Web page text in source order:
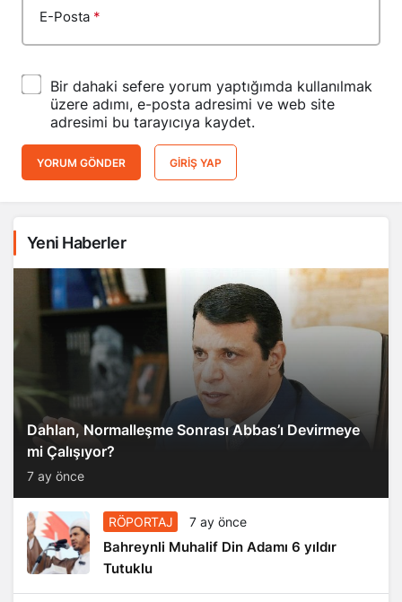
E-Posta *
Bir dahaki sefere yorum yaptığımda kullanılmak
üzere adımı, e-posta adresimi ve web site
adresimi bu tarayıcıya kaydet.
YORUM GÖNDER GIRIŞ YAP
Yeni Haberler
Dahlan, Normalleşme Sonrası Abbas’ı Devirmeye
mi Çalışıyor?
7 ay önce
RÖPORTAJ 7 ay önce
Bahreynli Muhalif Din Adamı 6 yıldır
Tutuklu